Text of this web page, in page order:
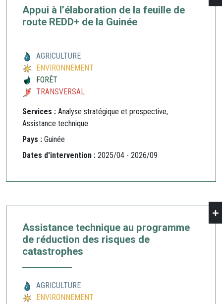
Appui à l’élaboration de la feuille de
route REDD+ de la Guinée
AGRICULTURE
ENVIRONNEMENT
FORÊT
TRANSVERSAL
Services : Analyse stratégique et prospective,
Assistance technique
Pays : Guinée
Dates d'intervention : 2025/04 - 2026/09
Assistance technique au programme
de réduction des risques de
catastrophes
AGRICULTURE
ENVIRONNEMENT